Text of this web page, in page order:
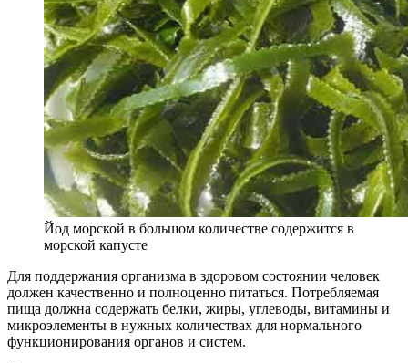
Йод морской в большом количестве содержится в
морской капусте
Для поддержания организма в здоровом состоянии человек
должен качественно и полноценно питаться. Потребляемая
пища должна содержать белки, жиры, углеводы, витамины и
микроэлементы в нужных количествах для нормального
функционирования органов и систем.